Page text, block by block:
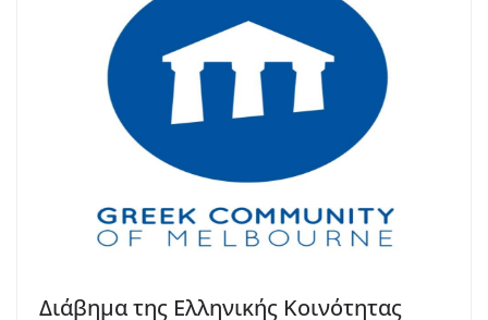
Διάβημα της Ελληνικής Κοινότητας